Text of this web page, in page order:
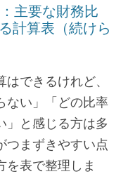
主要な財務比
計算表（続けら
できるけれど、
ない」「どの比率
」と感じる方は多
つまずきやすい点
を表で整理しま